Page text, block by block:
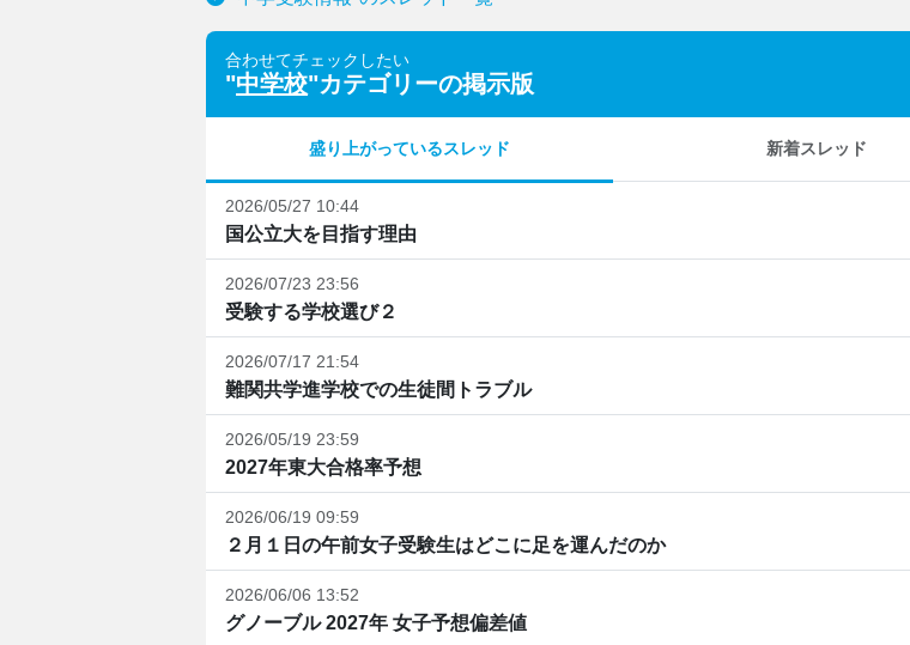
合わせてチェックしたい
"中学校"カテゴリーの掲示版
盛り上がっているスレッド 新着スレッド
2026/05/27 10:44
国公立大を目指す理由
2026/07/23 23:56
受験する学校選び２
2026/07/17 21:54
難関共学進学校での生徒間トラブル
2026/05/19 23:59
2027年東大合格率予想
2026/06/19 09:59
２月１日の午前女子受験生はどこに足を運んだのか
2026/06/06 13:52
グノーブル 2027年 女子予想偏差値